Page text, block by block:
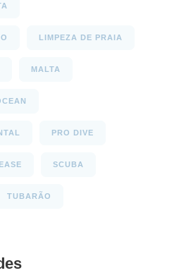
LIMPEZA DE PRAIA
MALTA
PRO DIVE
SCUBA
TUBARÃO